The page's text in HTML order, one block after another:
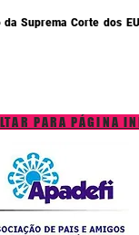
Suprema Corte dos
PARA PÁGINA